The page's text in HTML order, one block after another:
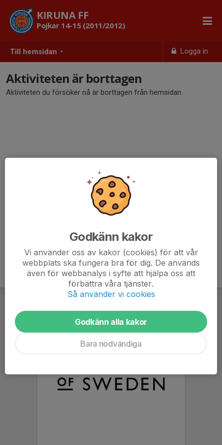
Till hemsidan Logga in
KIRUNA FF
Pojkar 14-15 (2011/2012)
Aktiviteten är borttagen
Aktiviteten du försöker nå är borttagen från hemsidan.
Godkänn kakor
Vi använder oss av kakor (cookies) för att vår
webbplats ska fungera bra för dig. De används
även för webbanalys i syfte att hjälpa oss att
förbättra våra tjänster.
Så använder vi cookies
Godkänn alla kakor
Bara nödvändiga